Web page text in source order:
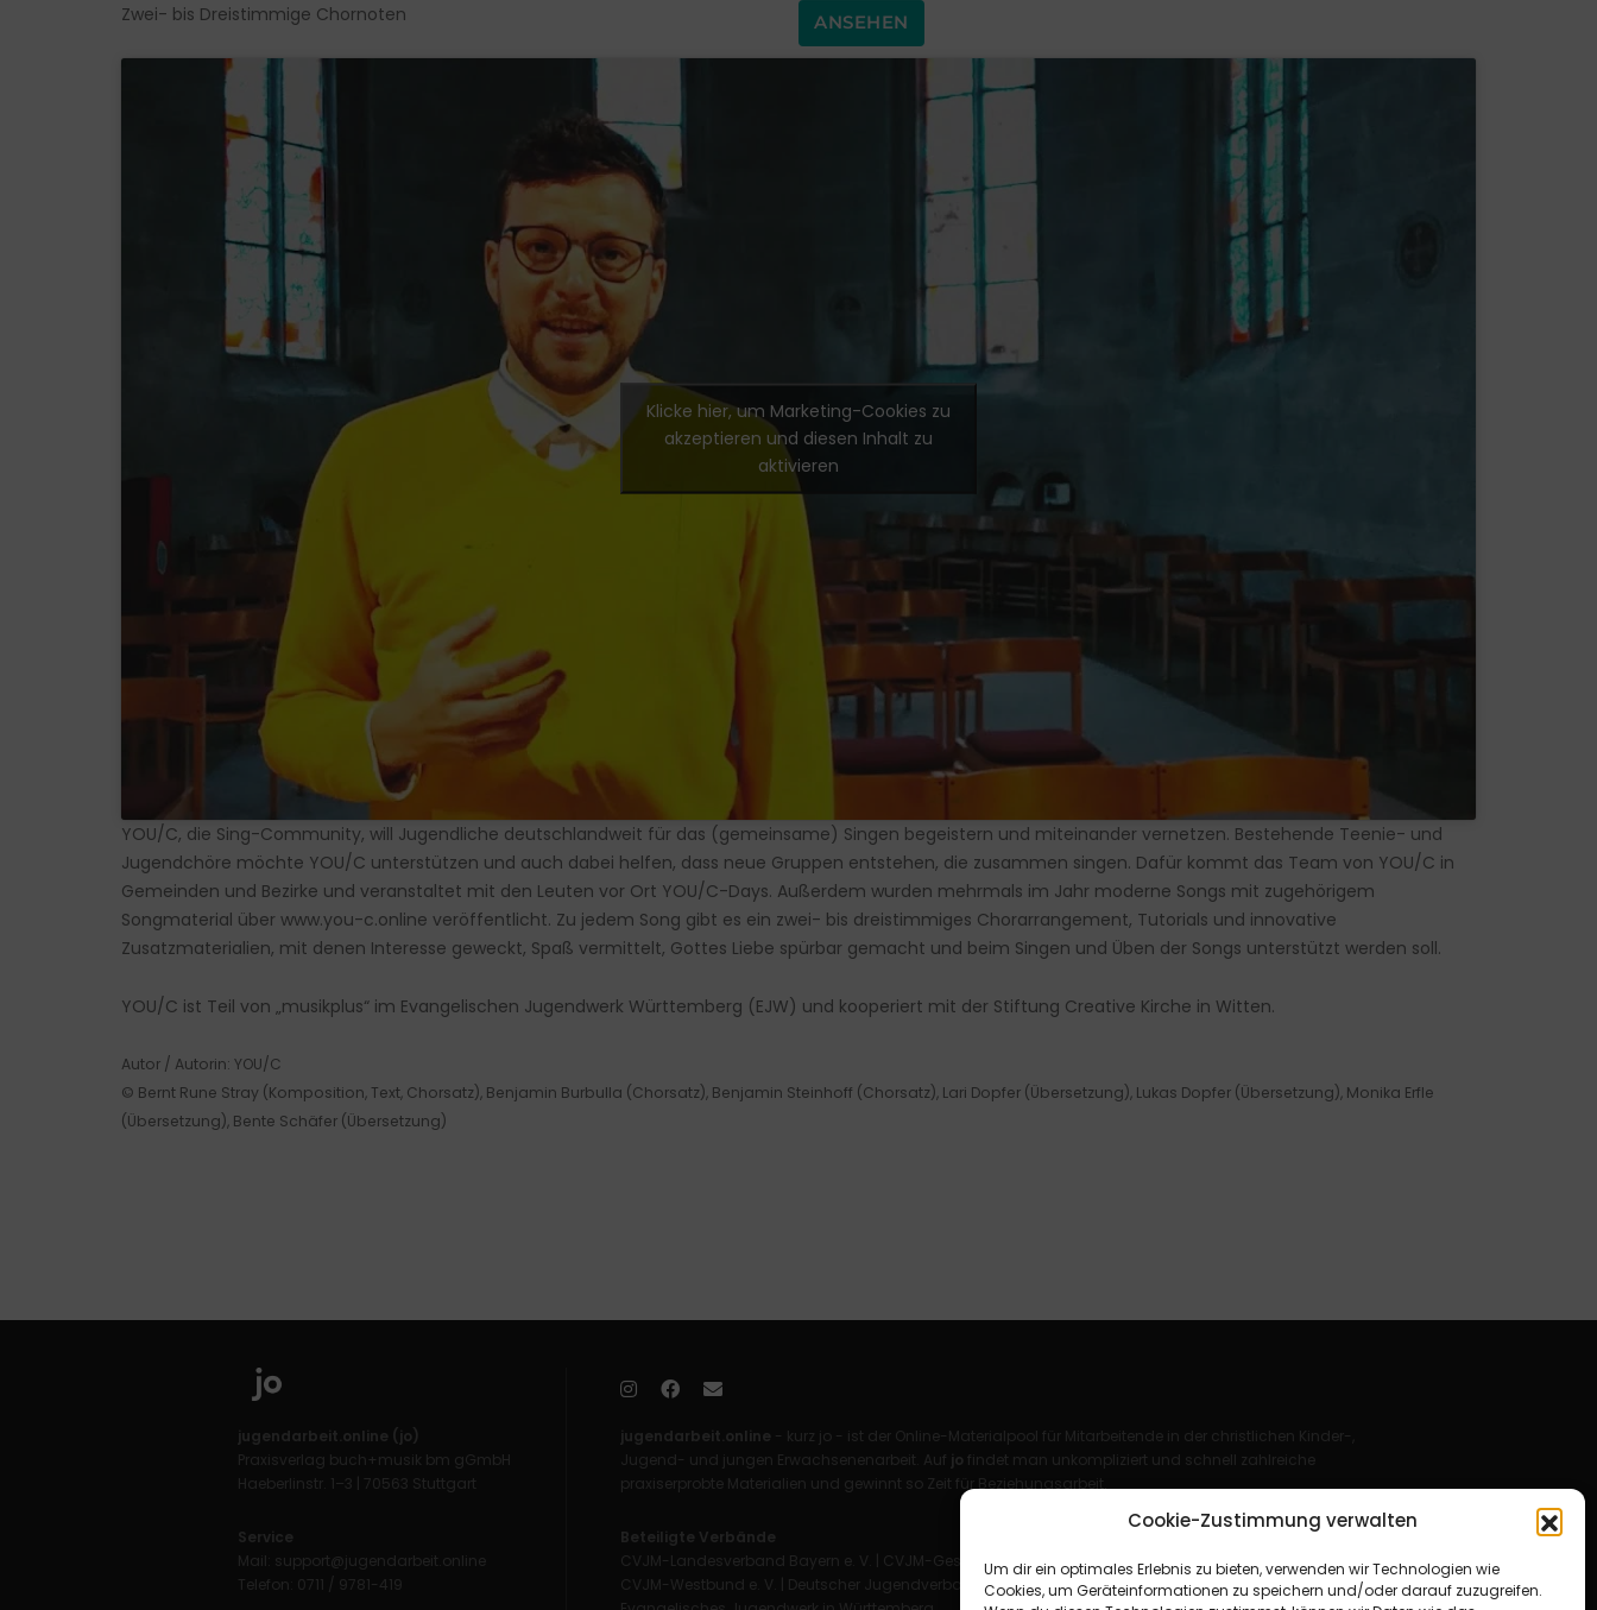
Cookie-Zustimmung verwalten
Um dir ein optimales Erlebnis zu bieten, verwenden wir Technologien wie
Cookies, um Geräteinformationen zu speichern und/oder darauf zuzugreifen.
Zwei- bis Dreistimmige Chornoten ANSEHEN
Klicke hier, um Marketing-Cookies zu
akzeptieren und diesen Inhalt zu
aktivieren
YOU/C, die Sing-Community, will Jugendliche deutschlandweit für das (gemeinsame) Singen begeistern und miteinander vernetzen. Bestehende Teenie- und
Jugendchöre möchte YOU/C unterstützen und auch dabei helfen, dass neue Gruppen entstehen, die zusammen singen. Dafür kommt das Team von YOU/C in
Gemeinden und Bezirke und veranstaltet mit den Leuten vor Ort YOU/C-Days. Außerdem wurden mehrmals im Jahr moderne Songs mit zugehörigem
Songmaterial über www.you-c.online veröffentlicht. Zu jedem Song gibt es ein zwei- bis dreistimmiges Chorarrangement, Tutorials und innovative
Zusatzmaterialien, mit denen Interesse geweckt, Spaß vermittelt, Gottes Liebe spürbar gemacht und beim Singen und Üben der Songs unterstützt werden soll.
YOU/C ist Teil von „musikplus“ im Evangelischen Jugendwerk Württemberg (EJW) und kooperiert mit der Stiftung Creative Kirche in Witten.
Autor / Autorin: YOU/C
© Bernt Rune Stray (Komposition, Text, Chorsatz), Benjamin Burbulla (Chorsatz), Benjamin Steinhoff (Chorsatz), Lari Dopfer (Übersetzung), Lukas Dopfer (Übersetzung), Monika Erfle
(Übersetzung), Bente Schäfer (Übersetzung)
jugendarbeit.online (jo)
Praxisverlag buch+musik bm gGmbH
Haeberlinstr. 1–3 | 70563 Stuttgart
Service
Mail: support@jugendarbeit.online
Telefon: 0711 / 9781-419
jugendarbeit.online - kurz jo - ist der Online-Materialpool für Mitarbeitende in der christlichen Kinder-,
Jugend- und jungen Erwachsenenarbeit. Auf jo findet man unkompliziert und schnell zahlreiche
praxiserprobte Materialien und gewinnt so Zeit für Beziehungsarbeit.
Beteiligte Verbände
CVJM-Landesverband Bayern e. V.
CVJM-Gesamtverband in Deutschland e. V.
CVJM-Westbund e. V.
Deutscher Jugendverband „Entschieden für Christus“ e. V.